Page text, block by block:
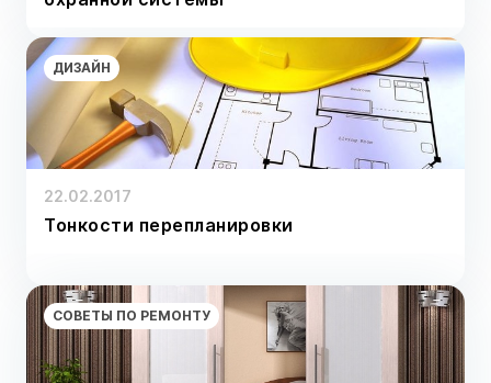
ДИЗАЙН
22.02.2017
Тонкости перепланировки
СОВЕТЫ ПО РЕМОНТУ